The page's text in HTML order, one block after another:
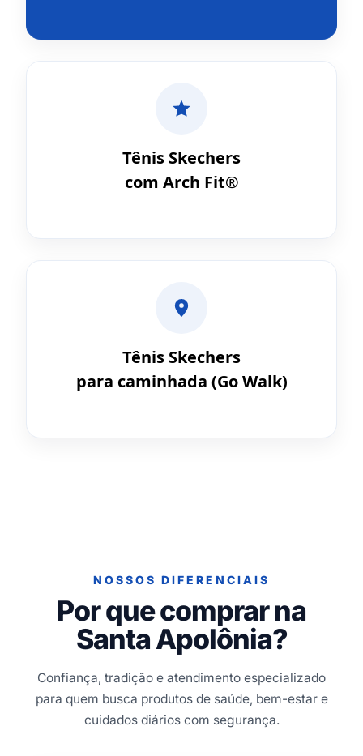
Tênis Skechers
com Arch Fit®
Tênis Skechers
para caminhada (Go Walk)
NOSSOS DIFERENCIAIS
Por que comprar na
Santa Apolônia?
Confiança, tradição e atendimento especializado
para quem busca produtos de saúde, bem-estar e
cuidados diários com segurança.